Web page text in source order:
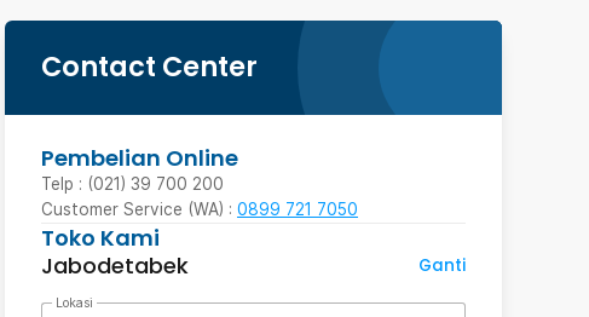
Contact Center
Pembelian Online
Telp : (021) 39 700 200
Customer Service (WA) : 0899 721 7050
Toko Kami
Jabodetabek
Ganti
Lokasi